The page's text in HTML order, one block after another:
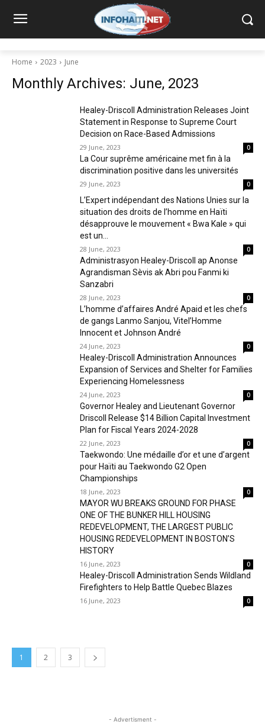
Home 2023 June
Monthly Archives: June, 2023
Healey-Driscoll Administration Releases Joint
Statement in Response to Supreme Court
Decision on Race-Based Admissions
29 June, 2023 0
La Cour suprême américaine met fin à la
discrimination positive dans les universités
29 June, 2023 0
L’Expert indépendant des Nations Unies sur la
situation des droits de l’homme en Haïti
désapprouve le mouvement « Bwa Kale » qui
est un...
28 June, 2023 0
Administrasyon Healey-Driscoll ap Anonse
Agrandisman Sèvis ak Abri pou Fanmi ki
Sanzabri
28 June, 2023 0
L’homme d’affaires André Apaid et les chefs
de gangs Lanmo Sanjou, Vitel’Homme
Innocent et Johnson André
24 June, 2023 0
Healey-Driscoll Administration Announces
Expansion of Services and Shelter for Families
Experiencing Homelessness
24 June, 2023 0
Governor Healey and Lieutenant Governor
Driscoll Release $14 Billion Capital Investment
Plan for Fiscal Years 2024-2028
22 June, 2023 0
Taekwondo: Une médaille d’or et une d’argent
pour Haïti au Taekwondo G2 Open
Championships
18 June, 2023 0
MAYOR WU BREAKS GROUND FOR PHASE
ONE OF THE BUNKER HILL HOUSING
REDEVELOPMENT, THE LARGEST PUBLIC
HOUSING REDEVELOPMENT IN BOSTON’S
HISTORY
16 June, 2023 0
Healey-Driscoll Administration Sends Wildland
Firefighters to Help Battle Quebec Blazes
16 June, 2023 0
1 2 3
- Advertisment -